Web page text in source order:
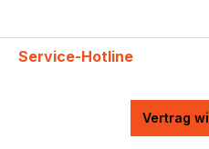
Service-Hotline
Vertrag